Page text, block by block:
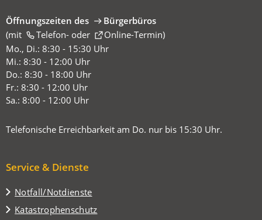
Öffnungszeiten des
Bürgerbüros
(mit
Telefon-oder Online-Termin
(Öffnet
in
einem
neuen
Tab)
)
Mo., Di.: 8:30 - 15:30 Uhr
Mi.: 8:30 - 12:00 Uhr
Do.: 8:30 - 18:00 Uhr
Fr.: 8:30 - 12:00 Uhr
Sa.: 8:00 - 12:00 Uhr
Telefonische Erreichbarkeit am Do. nur bis 15:30 Uhr.
Service & Dienste
Notfall/Notdienste
Katastrophenschutz